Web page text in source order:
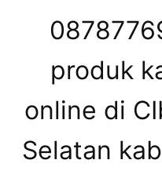
produk
online di
Selatan